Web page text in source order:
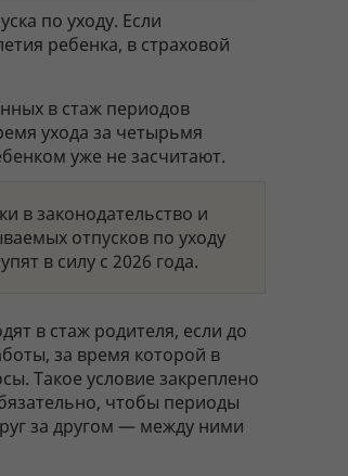
по уходу. Если
ребенка, в страховой
в стаж периодов
ухода за четырьмя
уже не засчитают.
в законодательство и
отпусков по уходу
в силу с 2026 года.
в стаж родителя, если до
за время которой в
Такое условие закреплено
чтобы периоды
за другом — между ними